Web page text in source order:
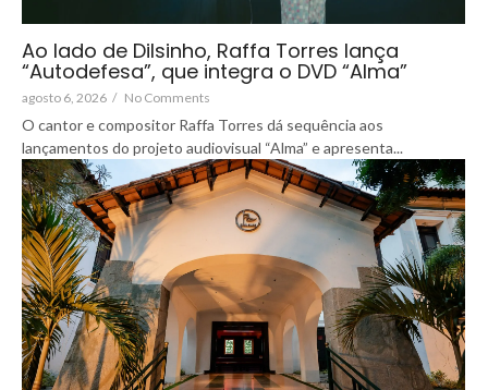
Ao lado de Dilsinho, Raffa Torres lança
“Autodefesa”, que integra o DVD “Alma”
agosto 6, 2026 / No Comments
O cantor e compositor Raffa Torres dá sequência aos
lançamentos do projeto audiovisual “Alma” e apresenta...